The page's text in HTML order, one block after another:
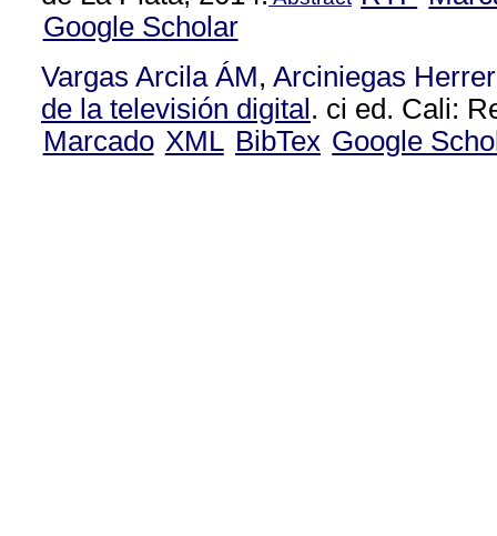
Google Scholar
Vargas Arcila ÁM, Arciniegas
de la televisión digital . ci ed. Cali:
Marcado XML BibTex Google